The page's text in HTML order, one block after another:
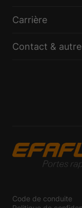
Carrière
Contact &
Code de conduite